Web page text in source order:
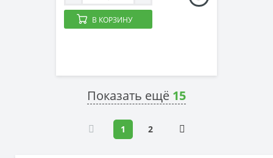
В КОРЗИНУ
Показать ещё 15
1 2